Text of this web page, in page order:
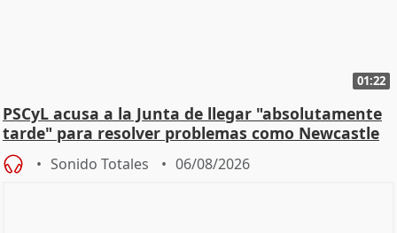
01:22
PSCyL acusa a la Junta de llegar "absolutamente
tarde" para resolver problemas como Newcastle
Sonido Totales 06/08/2026